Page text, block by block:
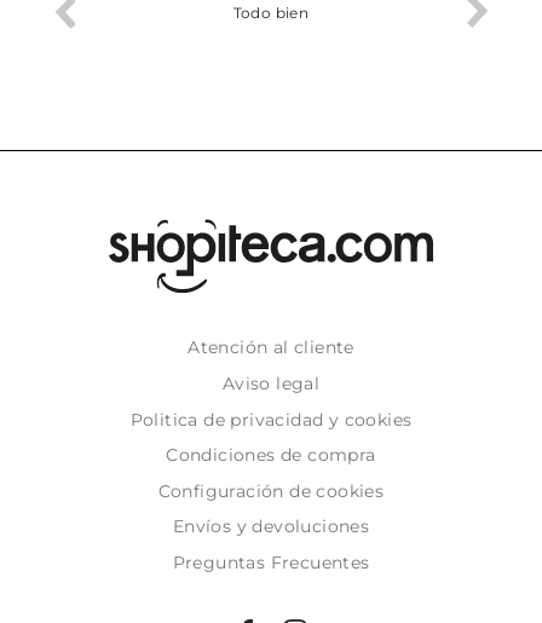
Todo bien
Atención al cliente
Aviso legal
Politica de privacidad y cookies
Condiciones de compra
Configuración de cookies
Envíos y devoluciones
Preguntas Frecuentes